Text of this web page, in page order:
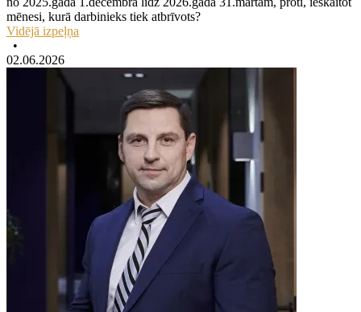
mēnesi, kurā darbinieks tiek atbrīvots?
Vidējā izpeļņa
•
02.06.2026